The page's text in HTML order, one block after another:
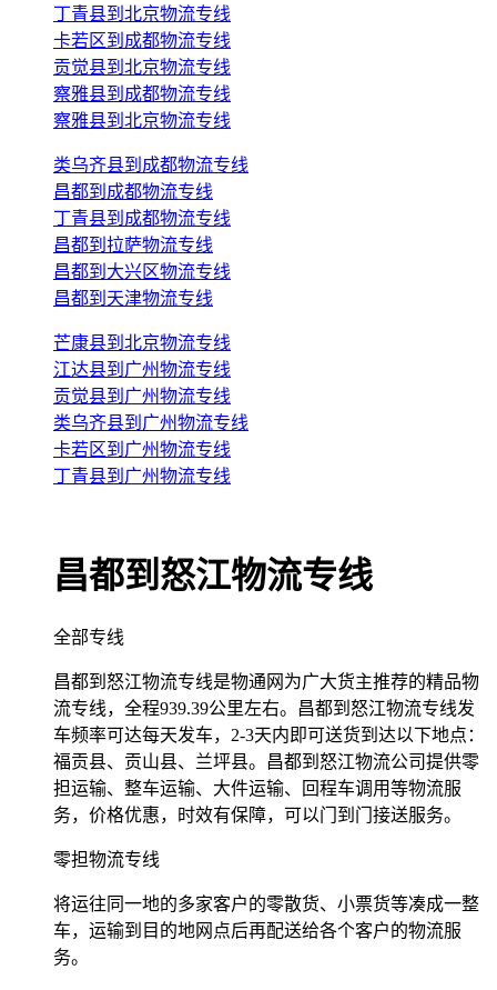
丁青县到北京物流专线
卡若区到成都物流专线
贡觉县到北京物流专线
察雅县到成都物流专线
察雅县到北京物流专线
类乌齐县到成都物流专线
昌都到成都物流专线
丁青县到成都物流专线
昌都到拉萨物流专线
昌都到大兴区物流专线
昌都到天津物流专线
芒康县到北京物流专线
江达县到广州物流专线
贡觉县到广州物流专线
类乌齐县到广州物流专线
卡若区到广州物流专线
丁青县到广州物流专线
昌都到怒江物流专线
全部专线
昌都到怒江物流专线是物通网为广大货主推荐的精品物
流专线，全程939.39公里左右。昌都到怒江物流专线发
车频率可达每天发车，2-3天内即可送货到达以下地点：
福贡县、贡山县、兰坪县。昌都到怒江物流公司提供零
担运输、整车运输、大件运输、回程车调用等物流服
务，价格优惠，时效有保障，可以门到门接送服务。
零担物流专线
将运往同一地的多家客户的零散货、小票货等凑成一整
车，运输到目的地网点后再配送给各个客户的物流服
务。